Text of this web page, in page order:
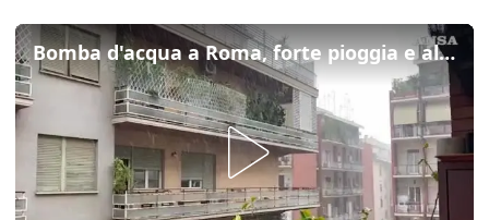
Bomba d'acqua a Roma, forte pioggia e allagamenti